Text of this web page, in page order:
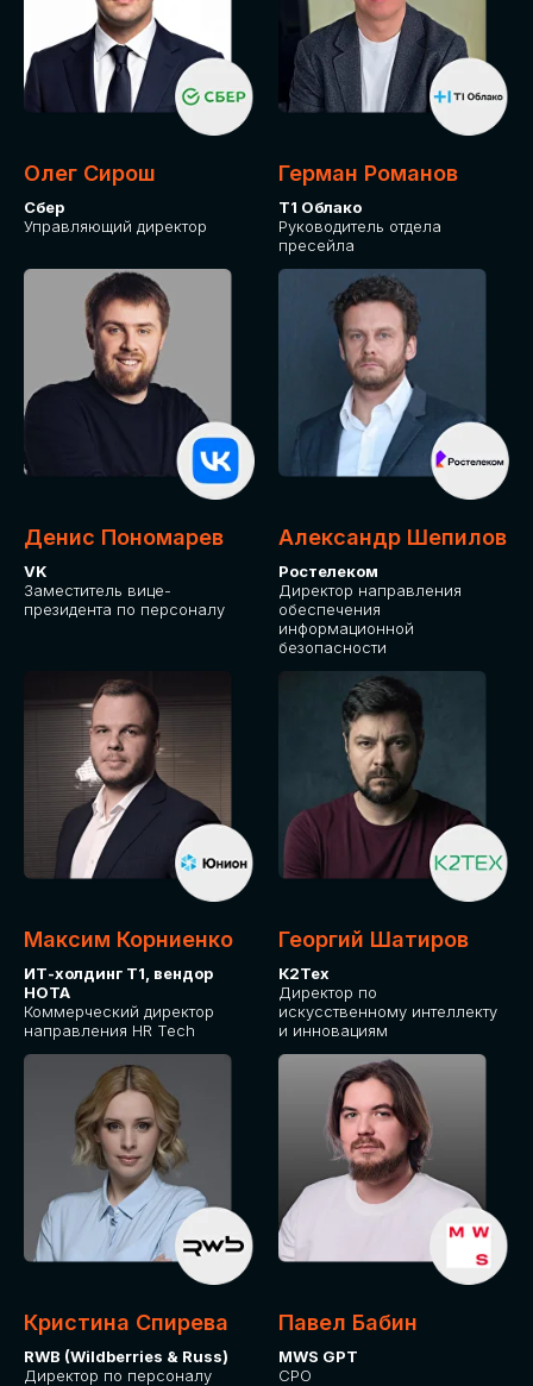
Олег Сирош
Сбер
Управляющий директор
Герман Романов
Т1 Облако
Руководитель отдела
пресейла
Денис Пономарев
VK
Заместитель вице-
президента по персоналу
Александр Шепилов
Ростелеком
Директор направления
обеспечения
информационной
безопасности
Максим Корниенко
ИТ-холдинг Т1, вендор
НОТА
Коммерческий директор
направления HR Tech
Георгий Шатиров
К2Тех
Директор по
искусственному интеллекту
и инновациям
Кристина Спирева
RWB (Wildberries & Russ)
Директор по персоналу
Павел Бабин
MWS GPT
CPO